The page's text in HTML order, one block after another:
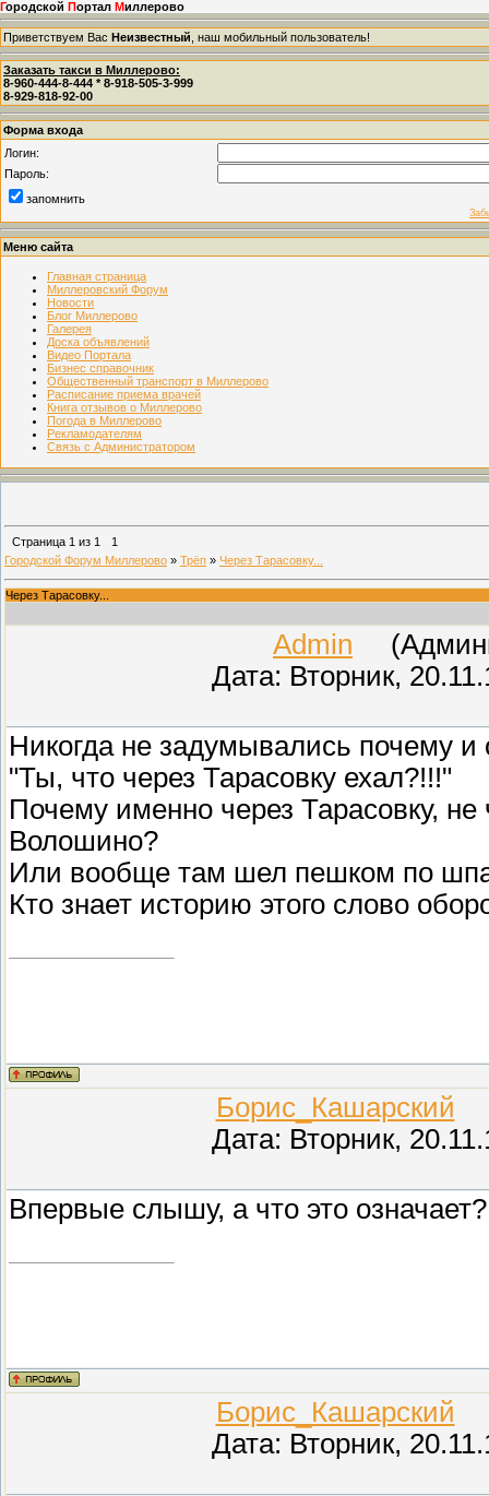
Городской Портал Миллерово
Приветствуем Вас Неизвестный , наш мобильный пользователь!
Заказать такси в Миллерово:
8-960-444-8-444 * 8-918-505-3-999
8-929-818-92-00
Форма входа
Логин:
Пароль:
запомнить
Меню сайта
Главная страница
Миллеровский Форум
Новости
Блог Миллерово
Галерея
Доска объявлений
Видео Портала
Бизнес справочник
Общественный транспорт в Миллерово
Расписание приема врачей
Книга отзывов о Миллерово
Погода в Миллерово
Рекламодателям
Связь с Администратором
Страница 1 из 1
1
Городской Форум Миллерово » Трёп » Через Тарасовку...
Через Тарасовку...
Admin
Дата: Вторник,
Никогда не задумывались почему и
"Ты, что через Тарасовку ехал?!!!"
Почему именно через Тарасовку,
Волошино?
Или вообще там шел пешком по
Кто знает историю этого слово
Борис_Кашарский
Дата: Вторник,
Впервые слышу, а что это
Борис_Кашарский
Дата: Вторник,